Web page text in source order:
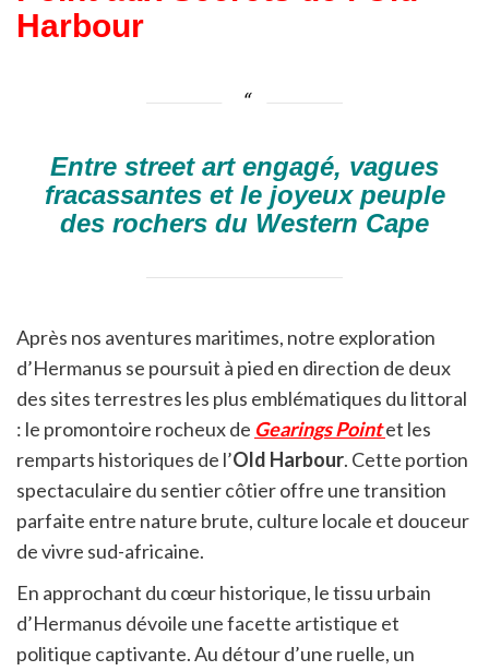
Harbour
Entre street art engagé, vagues
fracassantes et le joyeux peuple
des rochers du Western Cape
Après nos aventures maritimes, notre exploration
d’Hermanus se poursuit à pied en direction de deux
des sites terrestres les plus emblématiques du littoral
: le promontoire rocheux de Gearings Pointet les
remparts historiques de l’Old Harbour. Cette portion
spectaculaire du sentier côtier offre une transition
parfaite entre nature brute, culture locale et douceur
de vivre sud-africaine.
En approchant du cœur historique, le tissu urbain
d’Hermanus dévoile une facette artistique et
politique captivante. Au détour d’une ruelle, un